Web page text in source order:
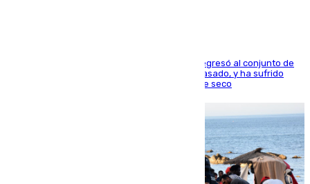
El centrocampista reconvertido en atacante regresó al conjunto de
la capital, después de salir obligado el curso pasado, y ha sufrido
una lesión que lo mantendrá un año en el dique seco